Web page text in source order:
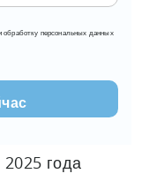
обработку персональных данных
года